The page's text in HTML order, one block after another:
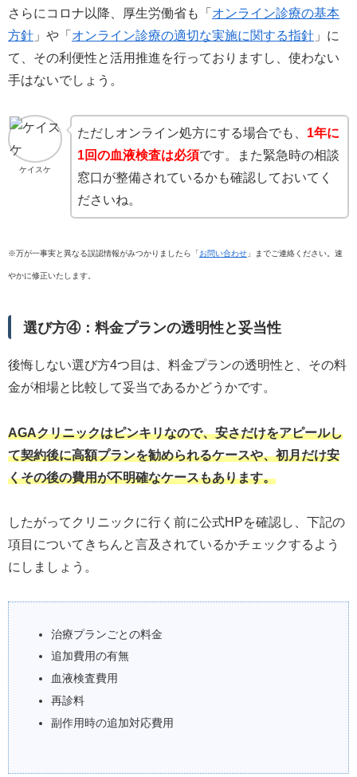
さらにコロナ以降、厚生労働省も「 オンライン診療の基本
方針 」や「 オンライン診療の適切な実施に関する指針 」に
て、その利便性と活用推進を行っておりますし、使わない
手はないでしょう。
ケイスケ
ただしオンライン処方にする場合でも、 1年に
1回の血液検査は必須です。また緊急時の相談
窓口が整備されているかも確認しておいてく
ださいね。
※万が一事実と異なる誤認情報がみつかりましたら「お問い合わせ 」までご連絡ください。速
やかに修正いたします。
選び方④：料金プランの透明性と妥当性
後悔しない選び方4つ目は、料金プランの透明性と、その料
金が相場と比較して妥当であるかどうかです。
AGAクリニックはピンキリなので、安さだけをアピールし
て契約後に高額プランを勧められるケースや、初月だけ安
くその後の費用が不明確なケースもあります。
したがってクリニックに行く前に公式HPを確認し、下記の
項目についてきちんと言及されているかチェックするよう
にしましょう。
治療プランごとの料金
追加費用の有無
血液検査費用
再診料
副作用時の追加対応費用